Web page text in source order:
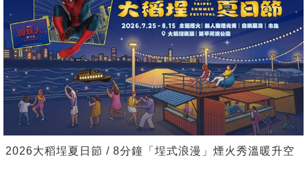
2026大稻埕夏日節 / 8分鐘「埕式浪漫」煙火秀溫暖升空